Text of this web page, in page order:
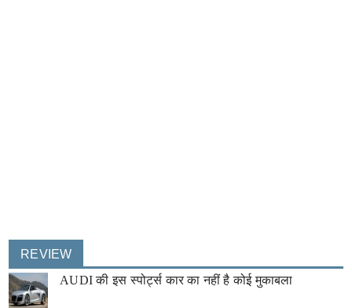
REVIEW
AUDI की इस स्पोर्ट्स कार का नहीं है कोई मुकाबला